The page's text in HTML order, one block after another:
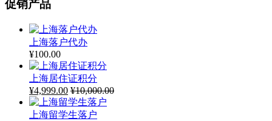
促销产品
上海落户代办
¥100.00
上海居住证积分
¥4,999.00 ¥10,000.00
上海留学生落户